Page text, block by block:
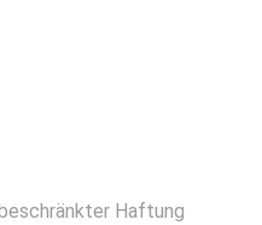
Haftung